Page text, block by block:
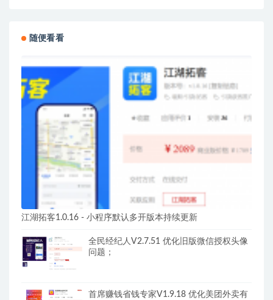
随便看看
江湖拓客1.0.16 - 小程序默认多开版本持续更新
全民经纪人V2.7.51 优化旧版微信授权头像
问题；
首席赚钱省钱专家V1.9.18 优化美团外卖有